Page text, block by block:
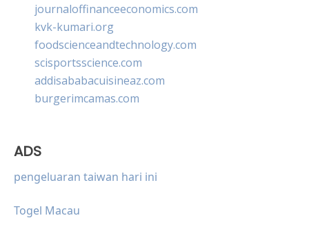
journaloffinanceeconomics.com
kvk-kumari.org
foodscienceandtechnology.com
scisportsscience.com
addisababacuisineaz.com
burgerimcamas.com
ADS
pengeluaran taiwan hari ini
Togel Macau